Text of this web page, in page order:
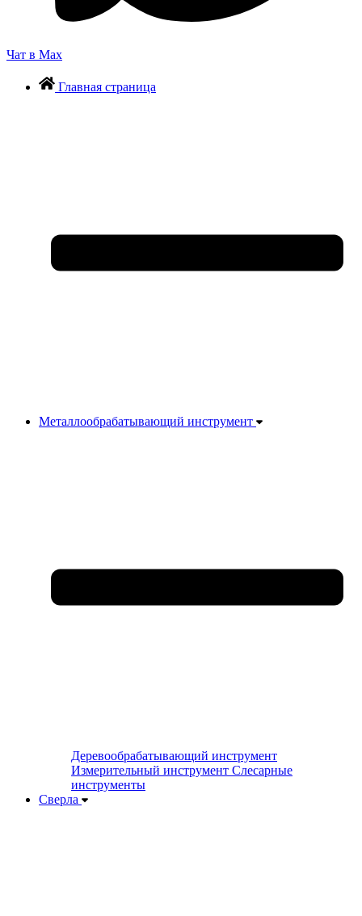
Чат в Max
Главная страница
Металлообрабатывающий инструмент
Деревообрабатывающий инструмент
Измерительный инструмент Слесарные
инструменты
Сверла